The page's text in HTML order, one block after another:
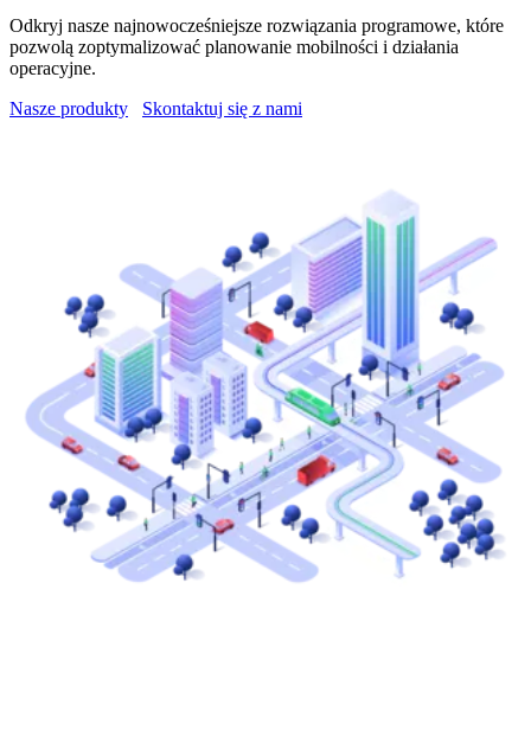
Odkryj nasze najnowocześniejsze rozwiązania programowe, które
pozwolą zoptymalizować planowanie mobilności i działania
operacyjne.
Nasze produkty
Skontaktuj się z nami